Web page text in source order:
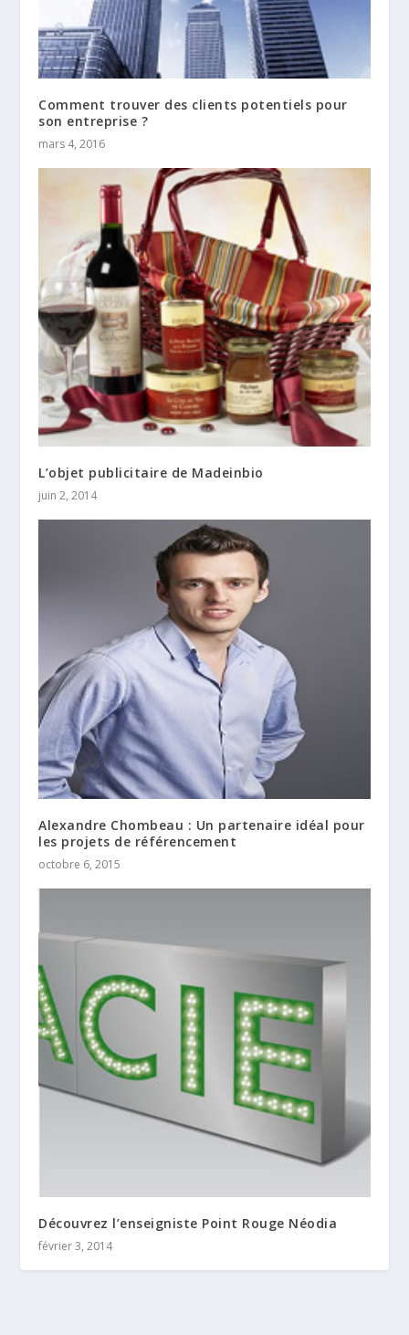
Comment trouver des clients potentiels pour
son entreprise ?
mars 4, 2016
L’objet publicitaire de Madeinbio
juin 2, 2014
Alexandre Chombeau : Un partenaire idéal pour
les projets de référencement
octobre 6, 2015
Découvrez l’enseigniste Point Rouge Néodia
février 3, 2014